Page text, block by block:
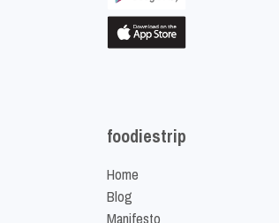
foodiestrip
Home
Blog
Manifesto